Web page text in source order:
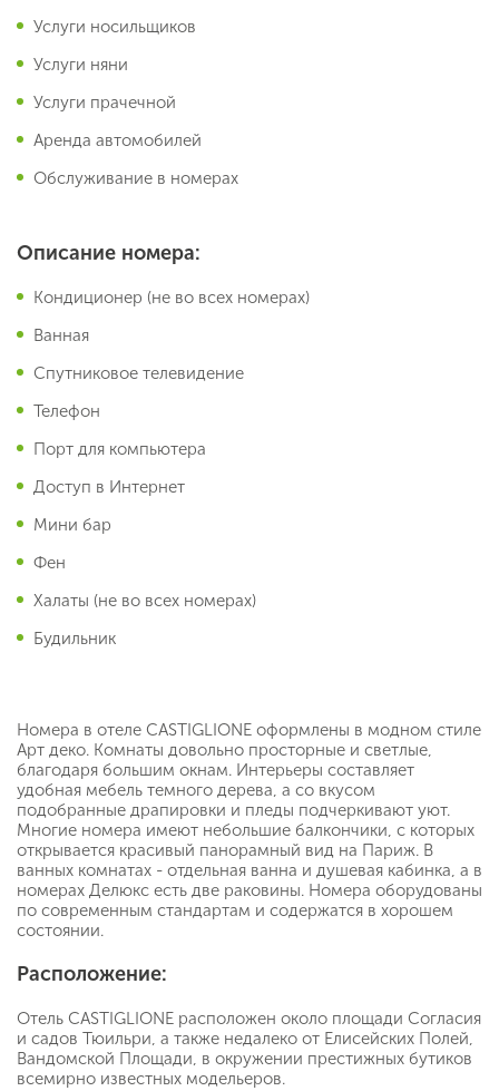
Услуги носильщиков
Услуги няни
Услуги прачечной
Аренда автомобилей
Обслуживание в номерах
Описание номера:
Кондиционер (не во всех номерах)
Ванная
Спутниковое телевидение
Телефон
Порт для компьютера
Доступ в Интернет
Мини бар
Фен
Халаты (не во всех номерах)
Будильник
Номера в отеле CASTIGLIONE оформлены в модном стиле
Арт деко. Комнаты довольно просторные и светлые,
благодаря большим окнам. Интерьеры составляет
удобная мебель темного дерева, а со вкусом
подобранные драпировки и пледы подчеркивают уют.
Многие номера имеют небольшие балкончики, с которых
открывается красивый панорамный вид на Париж. В
ванных комнатах - отдельная ванна и душевая кабинка, а в
номерах Делюкс есть две раковины. Номера оборудованы
по современным стандартам и содержатся в хорошем
состоянии.
Расположение:
Отель CASTIGLIONE расположен около площади Согласия
и садов Тюильри, а также недалеко от Елисейских Полей,
Вандомской Площади, в окружении престижных бутиков
всемирно известных модельеров.